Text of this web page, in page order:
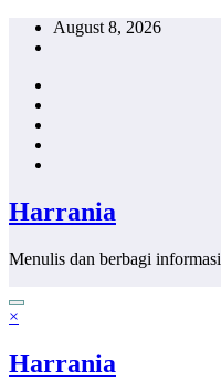
Skip
August 8, 2026
Harrania
Menulis dan berbagi informasi
×
Harrania